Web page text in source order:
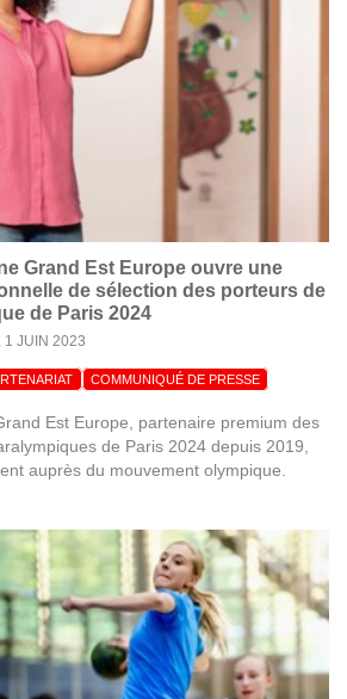
Grand Est Europe ouvre une
de sélection des porteurs de
de Paris 2024
1 JUIN 2023
COMMUNIQUÉ DE PRESSE
Est Europe, partenaire premium des
de Paris 2024 depuis 2019,
auprès du mouvement olympique.